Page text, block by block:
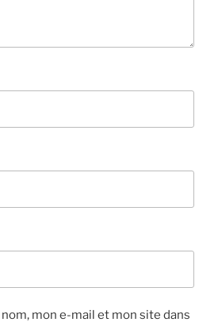
mon e-mail et mon site dans